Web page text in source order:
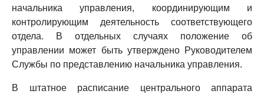
начальника управления, координирующим и
контролирующим деятельность соответствующего
отдела. В отдельных случаях положение об
управлении может быть утверждено Руководителем
Службы по представлению начальника управления.
В штатное расписание центрального аппарата